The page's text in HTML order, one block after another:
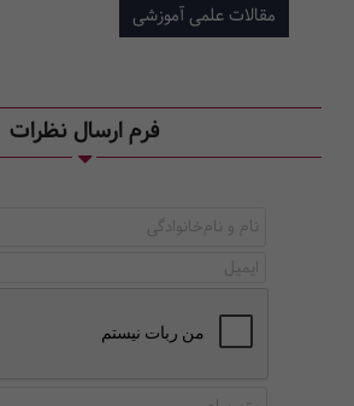
مقالات علمی آموزشی
فرم ارسال نظرات